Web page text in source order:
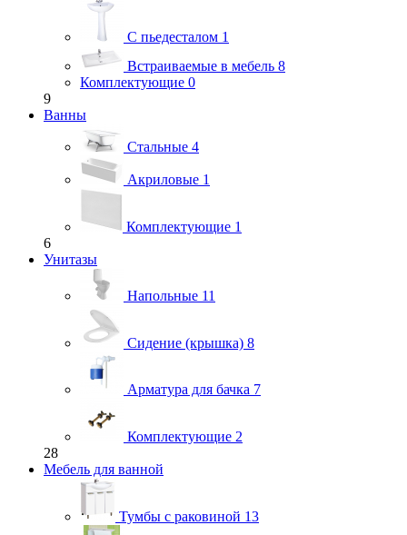
С пьедесталом 1
Встраиваемые в мебель 8
Комплектующие 0
9
Ванны
Стальные 4
Акриловые 1
Комплектующие 1
6
Унитазы
Напольные 11
Сидение (крышка) 8
Арматура для бачка 7
Комплектующие 2
28
Мебель для ванной
Тумбы с раковиной 13